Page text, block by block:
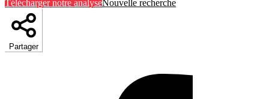
Télécharger notre analyseNouvelle recherche
Partager